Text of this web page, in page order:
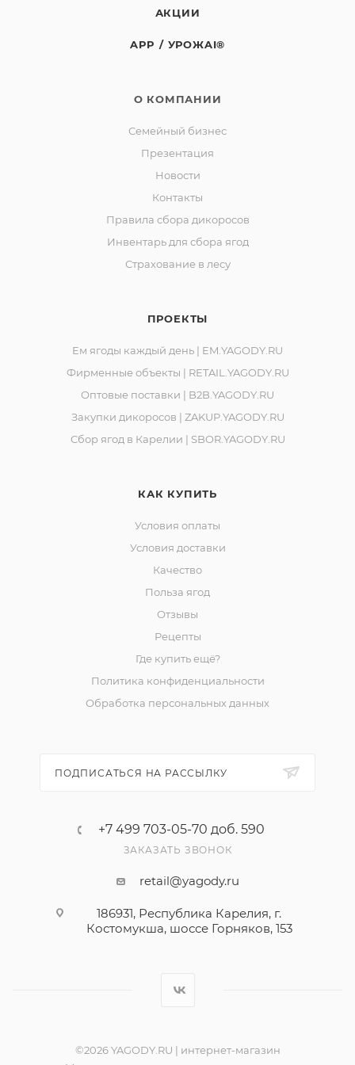
применением и готовкой лесные грибы
относительной влажности воздуха не более 95%.
ГОДНОСТИ 24 МЕСЯЦА С ДАТЫ ИЗГОТОВЛЕНИЯ
УКАЗАННОЙ НА УПАКОВКЕ.
ТУ 9165-013-00493534-06.
Изготовитель: Сельскохозяйственный
кооператив «Ягоды Карелии».
Юридический адрес: 188523, Российская Федерация,
Республика Карелия, город Костомукша, шоссе
Горняков, район базы «Торос».
АКЦИИ
APP / УРОЖAI®
О КОМПАНИИ
Семейный бизнес
Презентация
Новости
Контакты
Правила сбора дикоросов
Инвентарь для сбора ягод
Страхование в лесу
ПРОЕКТЫ
Ем ягоды каждый день | EM.YAGODY.RU
Фирменные объекты | RETAIL.YAGODY.RU
Оптовые поставки | B2B.YAGODY.RU
Закупки дикоросов | ZAKUP.YAGODY.RU
Сбор ягод в Карелии | SBOR.YAGODY.RU
КАК КУПИТЬ
Условия оплаты
Условия доставки
Качество
Польза ягод
Отзывы
Рецепты
Где купить ещё?
Политика конфиденциальности
Обработка персональных данных
ПОДПИСАТЬСЯ НА РАССЫЛКУ
+7 499 703-05-70 доб. 590
ЗАКАЗАТЬ ЗВОНОК
retail@yagody.ru
186931, Республика Карелия, г.
Костомукша, шоссе Горняков, 153
©2026 YAGODY.RU | интернет-магазин